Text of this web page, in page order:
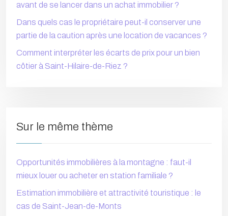
avant de se lancer dans un achat immobilier ?
Dans quels cas le propriétaire peut-il conserver une
partie de la caution après une location de vacances ?
Comment interpréter les écarts de prix pour un bien
côtier à Saint-Hilaire-de-Riez ?
Sur le même thème
Opportunités immobilières à la montagne : faut-il
mieux louer ou acheter en station familiale ?
Estimation immobilière et attractivité touristique : le
cas de Saint-Jean-de-Monts